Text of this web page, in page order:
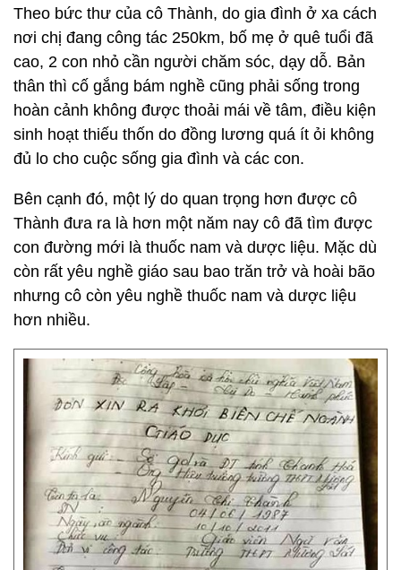
Theo bức thư của cô Thành, do gia đình ở xa cách
nơi chị đang công tác 250km, bố mẹ ở quê tuổi đã
cao, 2 con nhỏ cần người chăm sóc, dạy dỗ. Bản
thân thì cố gắng bám nghề cũng phải sống trong
hoàn cảnh không được thoải mái về tâm, điều kiện
sinh hoạt thiếu thốn do đồng lương quá ít ỏi không
đủ lo cho cuộc sống gia đình và các con.
Bên cạnh đó, một lý do quan trọng hơn được cô
Thành đưa ra là hơn một năm nay cô đã tìm được
con đường mới là thuốc nam và dược liệu. Mặc dù
còn rất yêu nghề giáo sau bao trăn trở và hoài bão
nhưng cô còn yêu nghề thuốc nam và dược liệu
hơn nhiều.